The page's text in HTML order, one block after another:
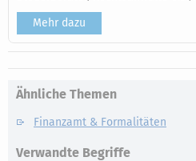
Mehr dazu
Ähnliche Themen
Finanzamt & Formalitäten
Verwandte Begriffe